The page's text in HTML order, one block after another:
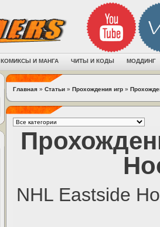
КОМИКСЫ И МАНГА ЧИТЫ И КОДЫ МОДДИНГ
Главная » Статьи » Прохождения игр »
NHL Eastside